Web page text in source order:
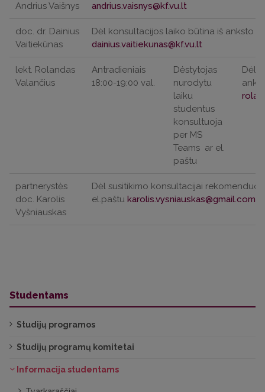
Andrius Vaišnys
doc. dr. Dainius
Vaitiekūnas
Dėl konsultacijos laiko būtina iš anksto
lekt. Rolandas
Valančius
Antradieniais
18:00-19:00 val.
Dėstytojas
nurodytu
laiku
studentus
konsultuoja
per MS
Teams ar el.
paštu
Dėl
partnerystės
doc. Karolis
Vyšniauskas
Dėl susitikimo konsultacijai
el.paštu
Studentams
Studijų programos
Studijų programų komitetai
Informacija studentams